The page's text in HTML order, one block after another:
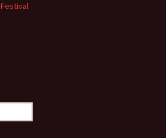
Festival